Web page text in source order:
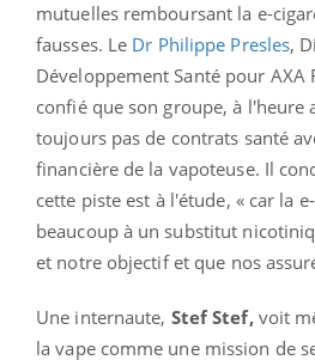
mutuelles remboursant la e-
fausses. Le Dr Philippe Presles,
Développement Santé pour AXA
confié que son groupe, à l'heure
toujours pas de contrats santé
financière de la vapoteuse. Il
cette piste est à l'étude, « car la
beaucoup à un substitut
et notre objectif et que nos
Une internaute, Stef Stef,voit
la vape comme une mission de